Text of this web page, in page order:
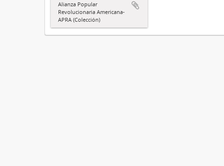
Alianza Popular
Revolucionaria Americana-
APRA (Colección)